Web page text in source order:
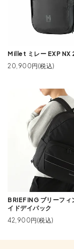
Millet ミレー EXP NX
20,900円(税込)
BRIEFING ブリーフィ
イドデイパック
42,900円(税込)